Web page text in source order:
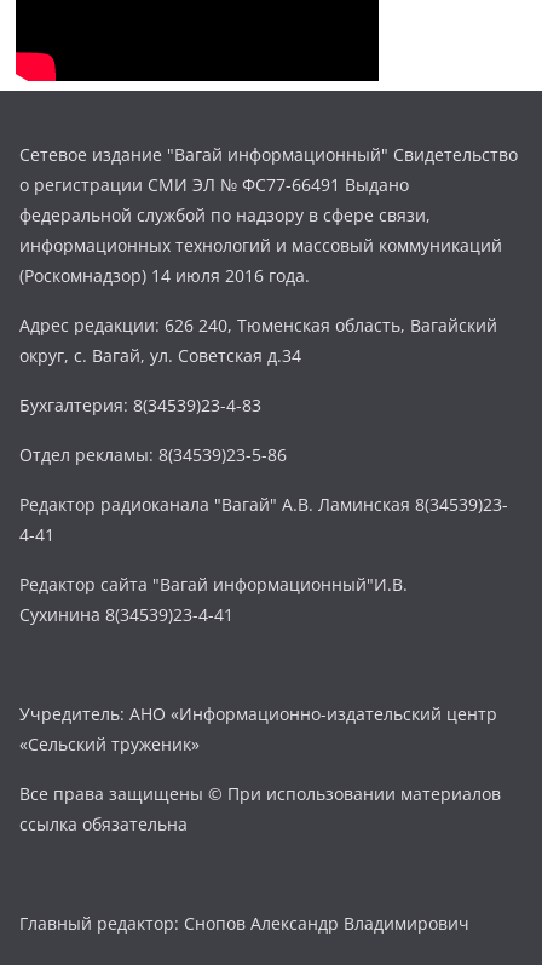
Сетевое издание "Вагай информационный" Свидетельство
о регистрации СМИ ЭЛ № ФС77-66491 Выдано
федеральной службой по надзору в сфере связи,
информационных технологий и массовый коммуникаций
(Роскомнадзор) 14 июля 2016 года.
Адрес редакции: 626 240, Тюменская область, Вагайский
округ, с. Вагай, ул. Советская д.34
Бухгалтерия: 8(34539)23-4-83
Отдел рекламы: 8(34539)23-5-86
Редактор радиоканала "Вагай" А.В. Ламинская 8(34539)23-
4-41
Редактор сайта "Вагай информационный"И.В.
Сухинина 8(34539)23-4-41
Учредитель: АНО «Информационно-издательский центр
«Сельский труженик»
Все права защищены © При использовании материалов
ссылка обязательна
Главный редактор: Снопов Александр Владимирович